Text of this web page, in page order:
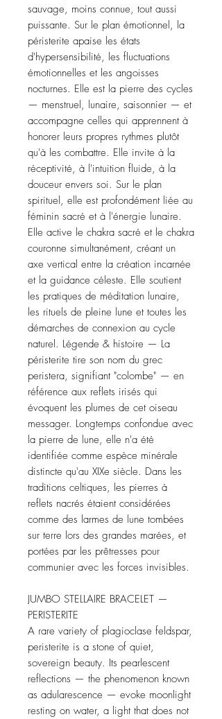
sauvage, moins connue, tout aussi
puissante. Sur le plan émotionnel, la
péristerite apaise les états
d'hypersensibilité, les fluctuations
émotionnelles et les angoisses
nocturnes. Elle est la pierre des cycles
— menstruel, lunaire, saisonnier — et
accompagne celles qui apprennent à
honorer leurs propres rythmes plutôt
qu'à les combattre. Elle invite à la
réceptivité, à l'intuition fluide, à la
douceur envers soi. Sur le plan
spirituel, elle est profondément liée au
féminin sacré et à l'énergie lunaire.
Elle active le chakra sacré et le chakra
couronne simultanément, créant un
axe vertical entre la création incarnée
et la guidance céleste. Elle soutient
les pratiques de méditation lunaire,
les rituels de pleine lune et toutes les
démarches de connexion au cycle
naturel. Légende & histoire — La
péristerite tire son nom du grec
peristera, signifiant "colombe" — en
référence aux reflets irisés qui
évoquent les plumes de cet oiseau
messager. Longtemps confondue avec
la pierre de lune, elle n'a été
identifiée comme espèce minérale
distincte qu'au XIXe siècle. Dans les
traditions celtiques, les pierres à
reflets nacrés étaient considérées
comme des larmes de lune tombées
sur terre lors des grandes marées, et
portées par les prêtresses pour
communier avec les forces invisibles.
JUMBO STELLAIRE BRACELET —
PERISTERITE
A rare variety of plagioclase feldspar,
peristerite is a stone of quiet,
sovereign beauty. Its pearlescent
reflections — the phenomenon known
as adularescence — evoke moonlight
resting on water, a light that does not